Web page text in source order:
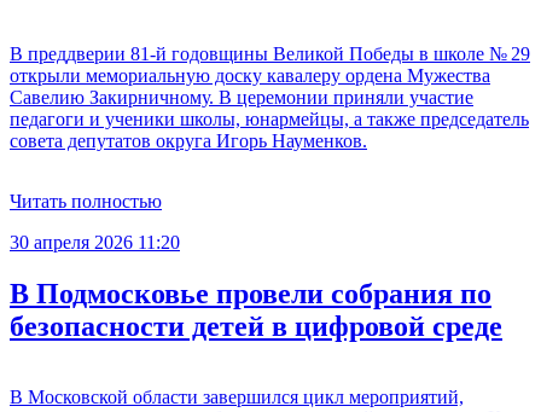
В преддверии 81-й годовщины Великой Победы в школе № 29
открыли мемориальную доску кавалеру ордена Мужества
Савелию Закирничному. В церемонии приняли участие
педагоги и ученики школы, юнармейцы, а также председатель
совета депутатов округа Игорь Науменков.
Читать полностью
30 апреля 2026 11:20
В Подмосковье провели собрания по
безопасности детей в цифровой среде
В Московской области завершился цикл мероприятий,